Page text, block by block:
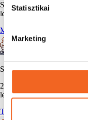
Statisztikai
Marketing
Széles raktárkészletet
legfontosabb termékeket.
Megnézem a termékeket
Szakértői támogatás
20 éves iparági
legjobb megoldást neked is.
Tanácsadást kérek